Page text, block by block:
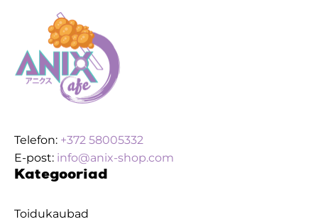
Telefon: +372 58005332
E-post: info@anix-shop.com
Kategooriad
Toidukaubad